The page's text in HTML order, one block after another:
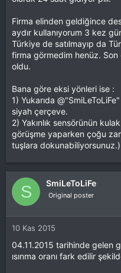
Firma elinden geldiğince
aydır kullanıyorum 3 kez
Türkiye de satılmayıp da
firma görmedim henüz.
oldu.
Bana göre eksi yönleri ise :
1) Yukarıda
siyah çerçeve.
2) Yakınlık sensörünün
görüşme yaparken çoğu
tuşlara dokunabiliyorsunuz.)
S SmiLeToLiFe
Original poster
10 Kas 2015
04.11.2015 tarihinde gelen
ısınma oranı fark edilir